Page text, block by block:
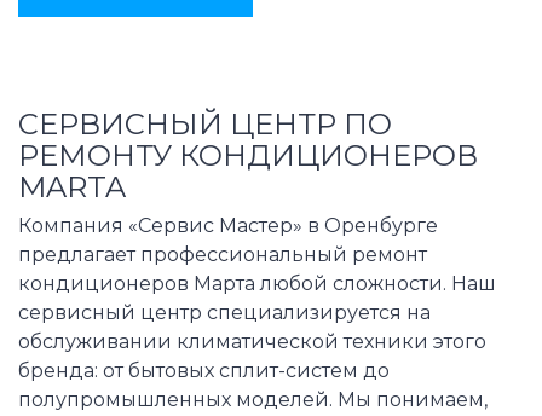
СЕРВИСНЫЙ ЦЕНТР ПО
РЕМОНТУ КОНДИЦИОНЕРОВ
MARTA
Компания «Сервис Мастер» в Оренбурге
предлагает профессиональный ремонт
кондиционеров Марта любой сложности. Наш
сервисный центр специализируется на
обслуживании климатической техники этого
бренда: от бытовых сплит-систем до
полупромышленных моделей. Мы понимаем,